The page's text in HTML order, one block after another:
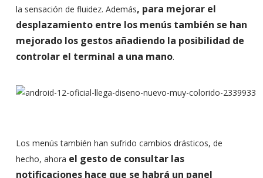
la sensación de fluidez. Además, para mejorar el
desplazamiento entre los menús también se han
mejorado los gestos añadiendo la posibilidad de
controlar el terminal a una mano.
Los menús también han sufrido cambios drásticos, de
hecho, ahora el gesto de consultar las
notificaciones hace que se habrá un panel